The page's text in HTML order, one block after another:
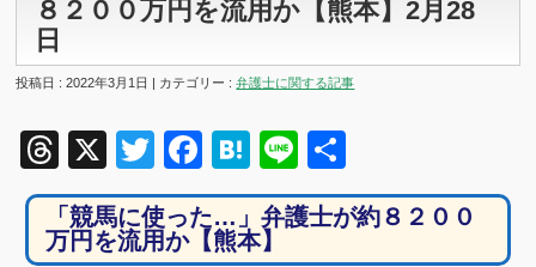
８２００万円を流用か【熊本】2月28
日
投稿日 : 2022年3月1日 | カテゴリー :弁護士に関する記事
Threads
X TwitterFacebook
Hatena
Line
有
「競馬に使った…」弁護士が約８２００
万円を流用か【熊本】